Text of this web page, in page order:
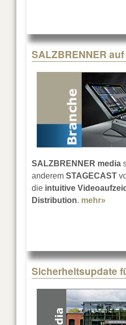
SALZBRENNER
SALZBRENNER media
anderem STAGECAST
die intuitive
Distribution. mehr»
Sicherheitsupdate